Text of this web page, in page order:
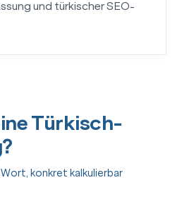
und türkischer SEO-
Türkisch-
konkret kalkulierbar